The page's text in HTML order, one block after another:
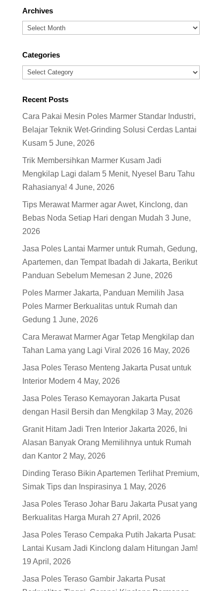
Archives
Archives
Categories
Categories
Recent Posts
Cara Pakai Mesin Poles Marmer Standar Industri,
Belajar Teknik Wet-Grinding Solusi Cerdas Lantai
Kusam 5 June, 2026
Trik Membersihkan Marmer Kusam Jadi
Mengkilap Lagi dalam 5 Menit, Nyesel Baru Tahu
Rahasianya! 4 June, 2026
Tips Merawat Marmer agar Awet, Kinclong, dan
Bebas Noda Setiap Hari dengan Mudah 3 June,
2026
Jasa Poles Lantai Marmer untuk Rumah, Gedung,
Apartemen, dan Tempat Ibadah di Jakarta, Berikut
Panduan Sebelum Memesan 2 June, 2026
Poles Marmer Jakarta, Panduan Memilih Jasa
Poles Marmer Berkualitas untuk Rumah dan
Gedung 1 June, 2026
Cara Merawat Marmer Agar Tetap Mengkilap dan
Tahan Lama yang Lagi Viral 2026 16 May, 2026
Jasa Poles Teraso Menteng Jakarta Pusat untuk
Interior Modern 4 May, 2026
Jasa Poles Teraso Kemayoran Jakarta Pusat
dengan Hasil Bersih dan Mengkilap 3 May, 2026
Granit Hitam Jadi Tren Interior Jakarta 2026, Ini
Alasan Banyak Orang Memilihnya untuk Rumah
dan Kantor 2 May, 2026
Dinding Teraso Bikin Apartemen Terlihat Premium,
Simak Tips dan Inspirasinya 1 May, 2026
Jasa Poles Teraso Johar Baru Jakarta Pusat yang
Berkualitas Harga Murah 27 April, 2026
Jasa Poles Teraso Cempaka Putih Jakarta Pusat:
Lantai Kusam Jadi Kinclong dalam Hitungan Jam!
19 April, 2026
Jasa Poles Teraso Gambir Jakarta Pusat